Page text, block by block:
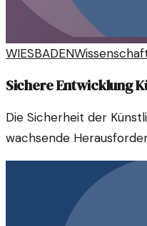
WIESBADEN
Sichere Entwicklung
Die Sicherheit der
wachsende
sind notwendig, um ihre